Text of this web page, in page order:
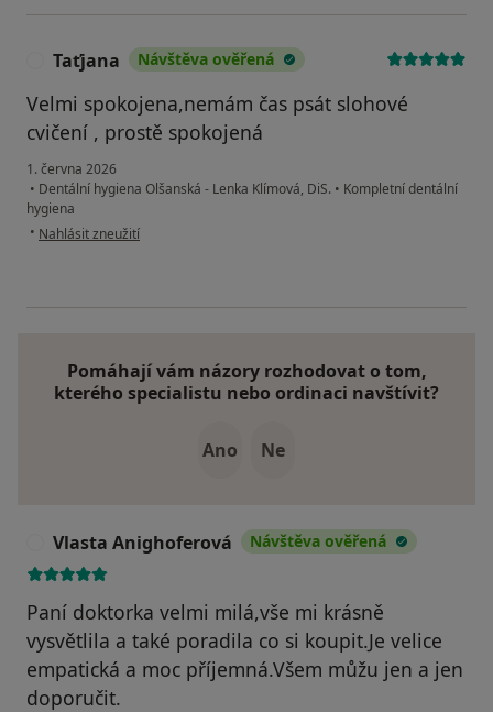
Taťjana Návštěva ověřená
Velmi spokojena,nemám čas psát slohové
cvičení , prostě spokojená
1. června 2026
• Dentální hygiena Olšanská - Lenka Klímová, DiS. • Kompletní dentální
hygiena
• podle názoru uživatele Taťjana
Nahlásit zneužití
Pomáhají vám názory rozhodovat o tom,
kterého specialistu nebo ordinaci navštívit?
Ano Ne
Vlasta Anighoferová Návštěva ověřená
Paní doktorka velmi milá,vše mi krásně
vysvětlila a také poradila co si koupit.Je velice
empatická a moc příjemná.Všem můžu jen a jen
doporučit.